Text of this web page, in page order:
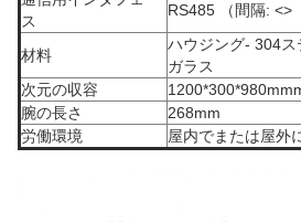
ス
RS485 （間隔: <>
材料
ハウジング- 304
ガラス
次元の収容
腕の長さ
268mm
労働環境
屋内でまたは屋外